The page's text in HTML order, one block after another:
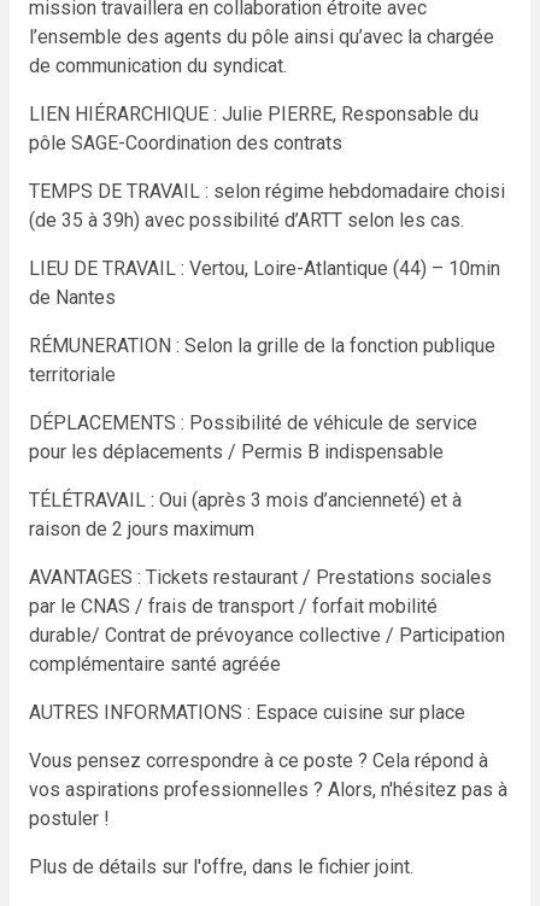
mission travaillera en collaboration étroite avec
l’ensemble des agents du pôle ainsi qu’avec la chargée
de communication du syndicat.
LIEN HIÉRARCHIQUE : Julie PIERRE, Responsable du
pôle SAGE-Coordination des contrats
TEMPS DE TRAVAIL : selon régime hebdomadaire choisi
(de 35 à 39h) avec possibilité d’ARTT selon les cas.
LIEU DE TRAVAIL : Vertou, Loire-Atlantique (44) – 10min
de Nantes
RÉMUNERATION : Selon la grille de la fonction publique
territoriale
DÉPLACEMENTS : Possibilité de véhicule de service
pour les déplacements / Permis B indispensable
TÉLÉTRAVAIL : Oui (après 3 mois d’ancienneté) et à
raison de 2 jours maximum
AVANTAGES : Tickets restaurant / Prestations sociales
par le CNAS / frais de transport / forfait mobilité
durable/ Contrat de prévoyance collective / Participation
complémentaire santé agréée
AUTRES INFORMATIONS : Espace cuisine sur place
Vous pensez correspondre à ce poste ? Cela répond à
vos aspirations professionnelles ? Alors, n'hésitez pas à
postuler !
Plus de détails sur l'offre, dans le fichier joint.